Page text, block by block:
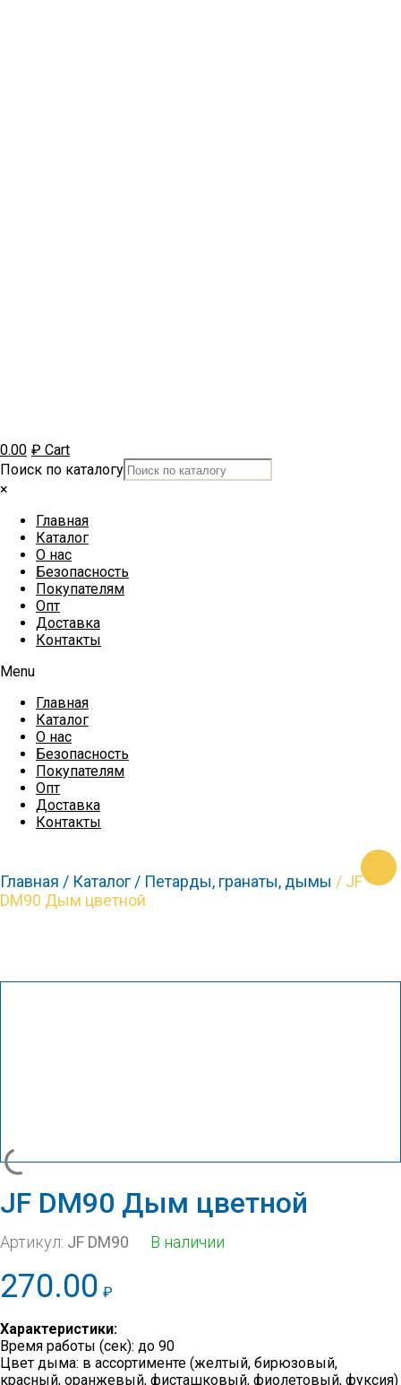
0.00 ₽ Cart
Поиск по каталогу
×
Главная
Каталог
О нас
Безопасность
Покупателям
Опт
Доставка
Контакты
Menu
Главная
Каталог
О нас
Безопасность
Покупателям
Опт
Доставка
Контакты
Главная / Каталог / Петарды, гранаты, дымы / JF
DМ90 Дым цветной
JF DМ90 Дым цветной
Артикул: JF DМ90 В наличии
270.00 ₽
Характеристики:
Время работы (сек): до 90
Цвет дыма: в ассортименте (желтый, бирюзовый,
красный, оранжевый, фисташковый, фиолетовый, фуксия)